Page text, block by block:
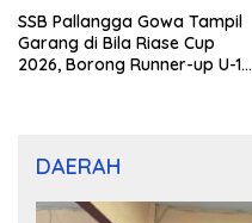
SSB Pallangga Gowa Tampil
Garang di Bila Riase Cup
2026, Borong Runner-up U-10
DAERAH